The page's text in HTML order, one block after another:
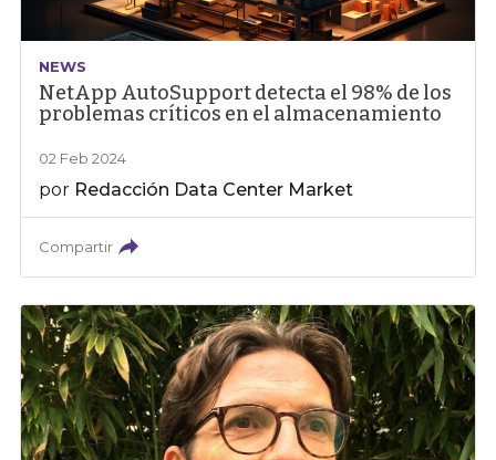
NEWS
NetApp AutoSupport detecta el 98% de los
problemas críticos en el almacenamiento
02 Feb 2024
por Redacción Data Center Market
Compartir